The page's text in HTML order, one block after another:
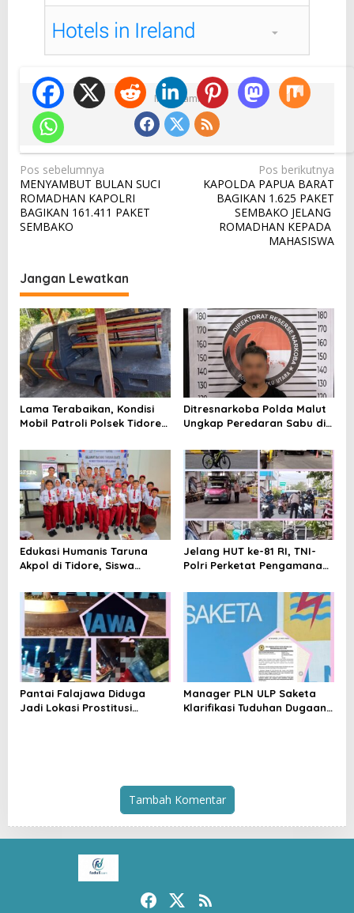
Ikuti Kami
N
a
v
i
a
s
i
p
o
s
Pos sebelumnya
MENYAMBUT BULAN SUCI
ROMADHAN KAPOLRI
BAGIKAN 161.411 PAKET
SEMBAKO
Pos berikutnya
KAPOLDA PAPUA BARAT
BAGIKAN 1.625 PAKET
SEMBAKO JELANG
ROMADHAN KEPADA
MAHASISWA
Jangan Lewatkan
Lama Terabaikan, Kondisi
Mobil Patroli Polsek Tidore
Kapolda
Ditresnarkoba Polda Malut
Ungkap Peredaran Sabu di
Pengedar Diamankan
Edukasi Humanis Taruna
Akpol di Tidore, Siswa
Mandiri
Jelang HUT ke-81 RI, TNI-
Polri Perketat Pengamanan
Pemeriksaan Kendaraan
hingga Patroli Rutin
Pantai Falajawa Diduga
Jadi Lokasi Prostitusi
Manager PLN ULP Saketa
Klarifikasi Tuduhan Dugaan
Tambah Komentar